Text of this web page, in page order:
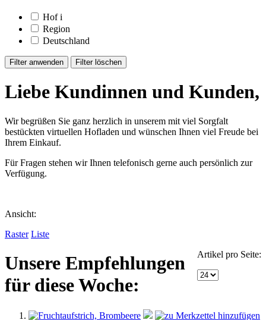
Hof i
Region
Deutschland
Liebe Kundinnen und Kunden,
Wir begrüßen Sie ganz herzlich in unserem mit viel Sorgfalt
bestückten virtuellen Hofladen und wünschen Ihnen viel Freude bei
Ihrem Einkauf.
Für Fragen stehen wir Ihnen telefonisch gerne auch persönlich zur
Verfügung.
Ansicht:
Raster Liste
Artikel pro Seite:
Unsere Empfehlungen
für diese Woche: